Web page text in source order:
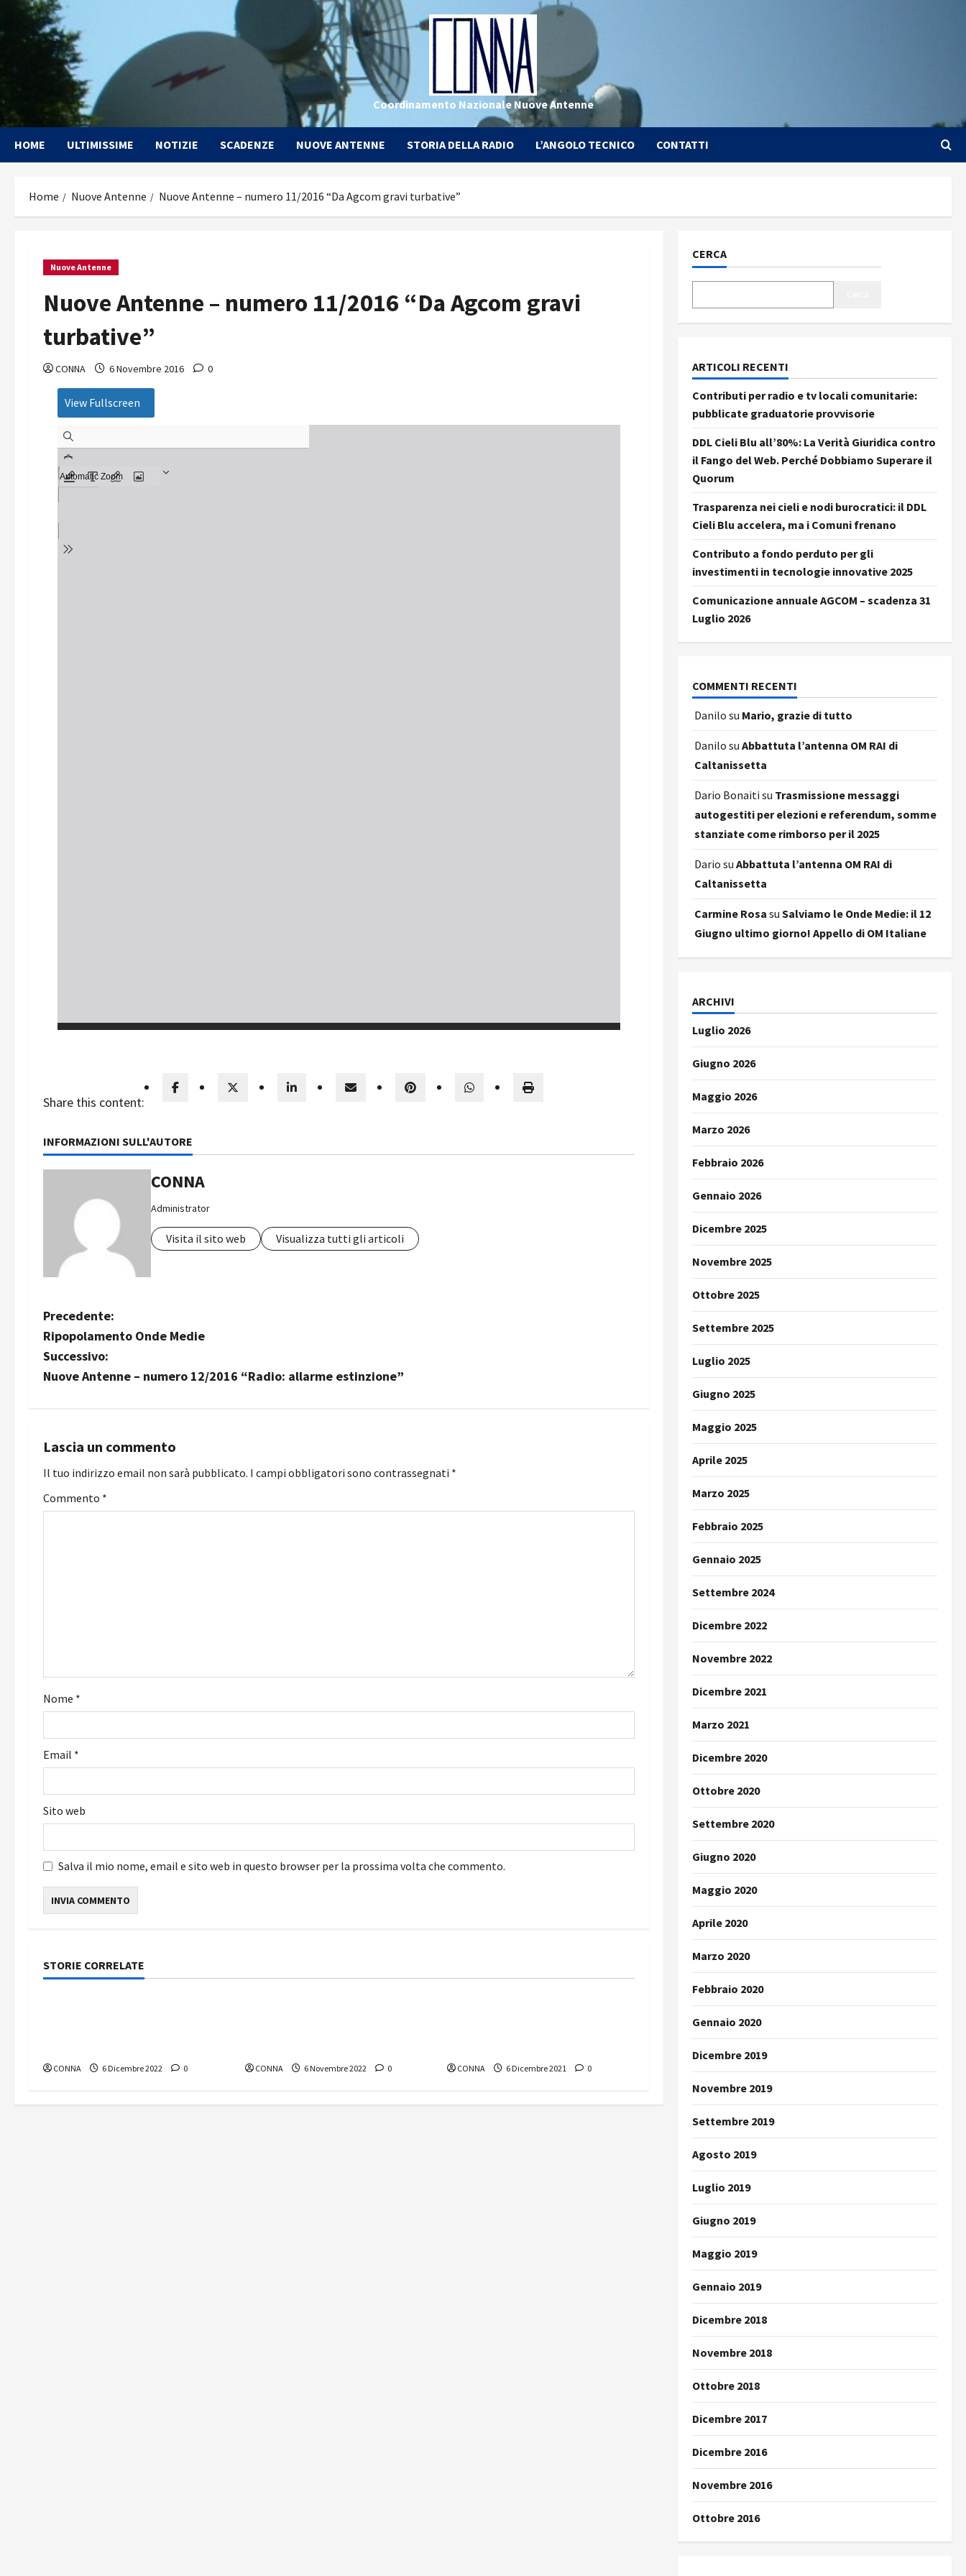
contenuto
Coordinamento Nazionale Nuove Antenne
HOME ULTIMISSIME NOTIZIE SCADENZE NUOVE ANTENNE STORIA DELLA RADIO L’ANGOLO TECNICO CONTATTI
Home Nuove Antenne Nuove Antenne – numero 11/2016 “Da Agcom gravi turbative”
Nuove Antenne
Nuove Antenne – numero 11/2016 “Da Agcom gravi
turbative”
CONNA 6 Novembre 2016 0
View Fullscreen
Share this content:
INFORMAZIONI SULL'AUTORE
CONNA
Administrator
Visita il sito web Visualizza tutti gli articoli
N
a
v
g
a
z
r
t
i
c
o
l
o
Precedente:
Ripopolamento Onde Medie
Successivo:
Nuove Antenne – numero 12/2016 “Radio: allarme estinzione”
Lascia un commento
Il tuo indirizzo email non sarà pubblicato. I campi obbligatori sono contrassegnati *
Commento *
Nome *
Email *
Sito web
Salva il mio nome, email e sito web in questo browser per la prossima volta che commento.
STORIE CORRELATE
CONNA 6 Dicembre 2022 0 CONNA 6 Novembre 2022 0 CONNA 6 Dicembre 2021 0
CERCA
ARTICOLI RECENTI
Contributi per radio e tv locali comunitarie:
pubblicate graduatorie provvisorie
DDL Cieli Blu all’80%: La Verità Giuridica contro
il Fango del Web. Perché Dobbiamo Superare il
Quorum
Trasparenza nei cieli e nodi burocratici: il DDL
Cieli Blu accelera, ma i Comuni frenano
Contributo a fondo perduto per gli
investimenti in tecnologie innovative 2025
Comunicazione annuale AGCOM – scadenza 31
Luglio 2026
COMMENTI RECENTI
Danilo su Mario, grazie di tutto
Danilo su Abbattuta l’antenna OM RAI di
Caltanissetta
Dario Bonaiti su Trasmissione messaggi
autogestiti per elezioni e referendum, somme
stanziate come rimborso per il 2025
Dario su Abbattuta l’antenna OM RAI di
Caltanissetta
Carmine Rosa su Salviamo le Onde Medie: il 12
Giugno ultimo giorno! Appello di OM Italiane
ARCHIVI
Luglio 2026
Giugno 2026
Maggio 2026
Marzo 2026
Febbraio 2026
Gennaio 2026
Dicembre 2025
Novembre 2025
Ottobre 2025
Settembre 2025
Luglio 2025
Giugno 2025
Maggio 2025
Aprile 2025
Marzo 2025
Febbraio 2025
Gennaio 2025
Settembre 2024
Dicembre 2022
Novembre 2022
Dicembre 2021
Marzo 2021
Dicembre 2020
Ottobre 2020
Settembre 2020
Giugno 2020
Maggio 2020
Aprile 2020
Marzo 2020
Febbraio 2020
Gennaio 2020
Dicembre 2019
Novembre 2019
Settembre 2019
Agosto 2019
Luglio 2019
Giugno 2019
Maggio 2019
Gennaio 2019
Dicembre 2018
Novembre 2018
Ottobre 2018
Dicembre 2017
Dicembre 2016
Novembre 2016
Ottobre 2016